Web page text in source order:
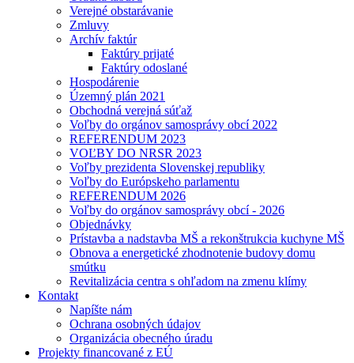
Verejné obstarávanie
Zmluvy
Archív faktúr
Faktúry prijaté
Faktúry odoslané
Hospodárenie
Územný plán 2021
Obchodná verejná súťaž
Voľby do orgánov samosprávy obcí 2022
REFERENDUM 2023
VOĽBY DO NRSR 2023
Voľby prezidenta Slovenskej republiky
Voľby do Európskeho parlamentu
REFERENDUM 2026
Voľby do orgánov samosprávy obcí - 2026
Objednávky
Prístavba a nadstavba MŠ a rekonštrukcia kuchyne MŠ
Obnova a energetické zhodnotenie budovy domu
smútku
Revitalizácia centra s ohľadom na zmenu klímy
Kontakt
Napíšte nám
Ochrana osobných údajov
Organizácia obecného úradu
Projekty financované z EÚ